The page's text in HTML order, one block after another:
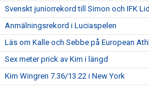
Svenskt juniorrekord till Simon och IFK
Anmälningsrekord i Luciaspelen
Läs om Kalle och Sebbe på European
Sex meter prick av Kim i längd
Kim Wingren 7.36/13.22 i New York